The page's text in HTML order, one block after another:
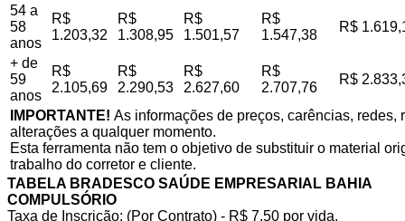
54 a
58
anos
R$
1.203,32
R$
1.308,95
R$
1.501,57
R$
1.547,38
R$
+ de
59
anos
R$
2.105,69
R$
2.290,53
R$
2.627,60
R$
2.707,76
R$
IMPORTANTE! As informações de preços, carências,
alterações a qualquer momento.
Esta ferramenta não tem o objetivo de substituir o material
trabalho do corretor e cliente.
TABELA BRADESCO SAÚDE EMPRESARIAL BAHIA
COMPULSÓRIO
Taxa de Inscrição: (Por Contrato) - R$ 7,50 por vida,